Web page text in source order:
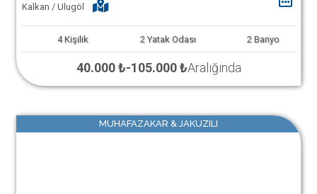
Kalkan / Ulugöl
4 Kişilik 2 Yatak Odası 2 Banyo
40.000 ₺-105.000 ₺Aralığında
MUHAFAZAKAR & JAKUZILI